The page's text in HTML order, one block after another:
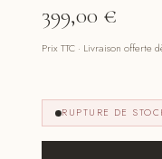
399,00 €
Prix TTC · Livraison offerte
RUPTURE DE